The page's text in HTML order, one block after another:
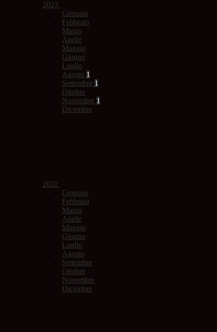
2023
Gennaio
Febbraio
Marzo
Aprile
Maggio
Giugno
Luglio
Agosto 1
Settembre 1
Ottobre
Novembre 1
Dicembre
2022
Gennaio
Febbraio
Marzo
Aprile
Maggio
Giugno
Luglio
Agosto
Settembre
Ottobre
Novembre
Dicembre